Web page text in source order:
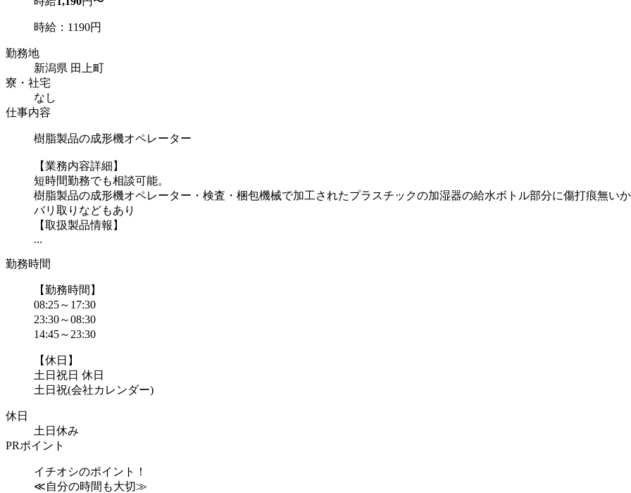
時給：1190円
勤務地
新潟県 田上町
寮・社宅
なし
仕事内容
樹脂製品の成形機オペレーター
【業務内容詳細】
短時間勤務でも相談可能。
樹脂製品の成形機オペレーター・検査・梱包機械で加工されたプラスチックの加湿器の給水ボトル部分に傷打痕無い
バリ取りなどもあり
【取扱製品情報】
...
勤務時間
【勤務時間】
08:25～17:30
23:30～08:30
14:45～23:30
【休日】
土日祝日 休日
土日祝(会社カレンダー)
休日
土日休み
PRポイント
イチオシのポイント！
≪自分の時間も大切≫